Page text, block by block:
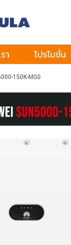
า โปรโมชั่น
150K-MG0